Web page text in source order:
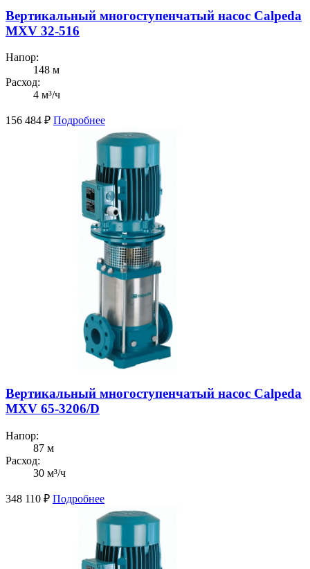
Вертикальный многоступенчатый насос Calpeda
MXV 32-516
Напор:
148 м
Расход:
4 м³/ч
156 484 ₽ Подробнее
Вертикальный многоступенчатый насос Calpeda
MXV 65-3206/D
Напор:
87 м
Расход:
30 м³/ч
348 110 ₽ Подробнее